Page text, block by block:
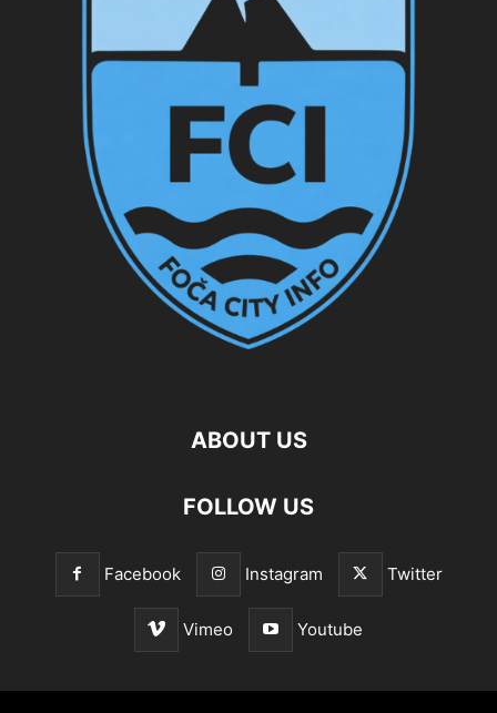
ABOUT US
FOLLOW US
Facebook Instagram Twitter
Vimeo Youtube